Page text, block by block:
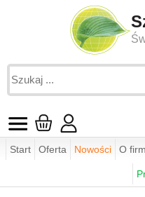
Start Oferta Nowości O
Hortensja bukietowa